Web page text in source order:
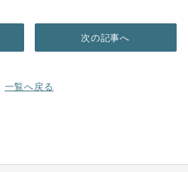
一覧へ戻る
次の記事へ